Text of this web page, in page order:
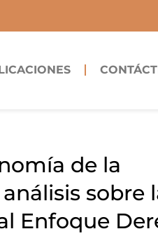
de la
sobre
Enfoque